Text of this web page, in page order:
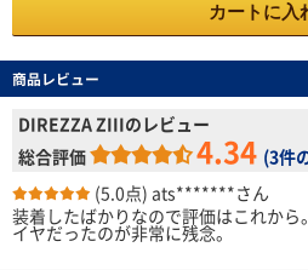
カートに入
商品レビュー
DIREZZA ZIIIのレビュー
総合評価
4.34 (3件
(5.0点) ats*******さん
装着したばかりなので評価はこれから
イヤだったのが非常に残念。